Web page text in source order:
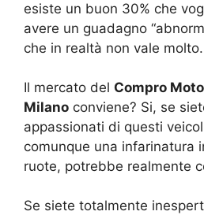
esiste un buon 30% che
avere un guadagno
che in realtà non vale molto.
Il mercato del Compro
Milano conviene? Si, se
appassionati di questi
comunque una infarinatura
ruote, potrebbe realmente
Se siete totalmente